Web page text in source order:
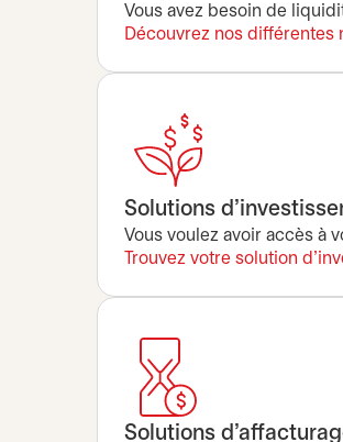
Vous avez besoin de
Découvrez nos différentes
Solutions
Vous voulez avoir accès à
Trouvez votre solution
Solutions